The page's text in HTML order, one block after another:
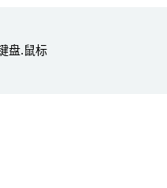
盘.鼠标